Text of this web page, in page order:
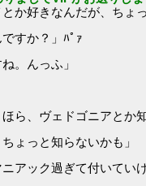
か好きなんだが、ちょ
すか？」ﾊﾟｧ
。んっふ」
ら、ヴェドゴニアとか
ょっと知らないかも」
アック過ぎて付いてい